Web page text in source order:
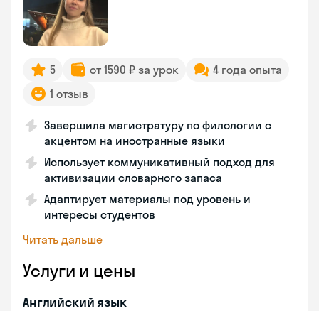
5 от 1590 ₽ за урок
4 года опыта
1 отзыв
Завершила магистратуру по филологии с
акцентом на иностранные языки
Использует коммуникативный подход для
активизации словарного запаса
Адаптирует материалы под уровень и
интересы студентов
Читать дальше
Услуги и цены
Английский язык